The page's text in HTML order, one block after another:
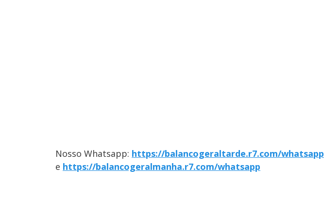
Nosso Whatsapp: https://balancogeraltarde.r7.com/whatsapp
e https://balancogeralmanha.r7.com/whatsapp